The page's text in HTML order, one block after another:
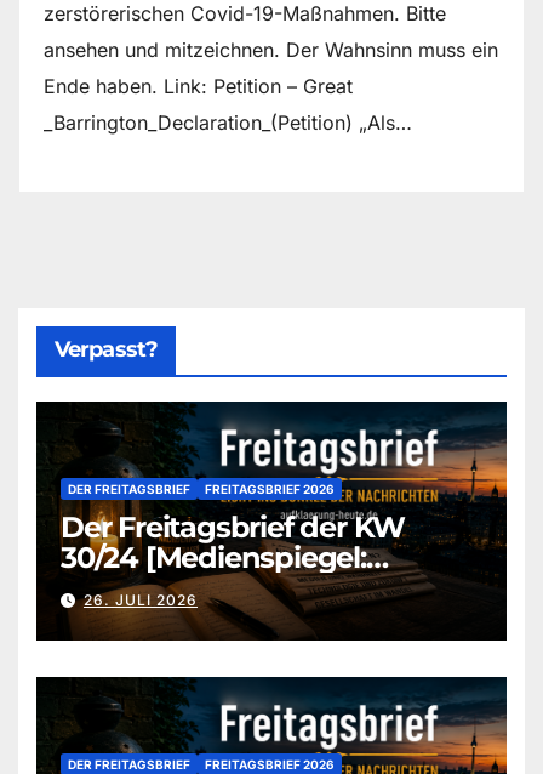
zerstörerischen Covid-19-Maßnahmen. Bitte
ansehen und mitzeichnen. Der Wahnsinn muss ein
Ende haben. Link: Petition – Great
_Barrington_Declaration_(Petition) „Als…
Verpasst?
DER FREITAGSBRIEF FREITAGSBRIEF 2026
Der Freitagsbrief der KW
30/24 [Medienspiegel:
aufklaerung-heute-de]
26. JULI 2026
DER FREITAGSBRIEF FREITAGSBRIEF 2026